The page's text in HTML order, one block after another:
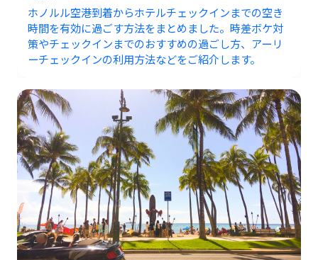
ホノルル空港到着からホテルチェックインまでの空き
時間を有効に過ごす方法をまとめました。時差ボケ対
策やチェックインまでのおすすめの過ごし方、アーリ
ーチェックインの利用方法などをご紹介します。